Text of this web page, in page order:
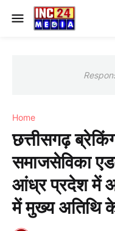
Home
छत्तीसगढ़
समाजसेविका
आंध्र प्रदेश में
में मुख्य अतिथि